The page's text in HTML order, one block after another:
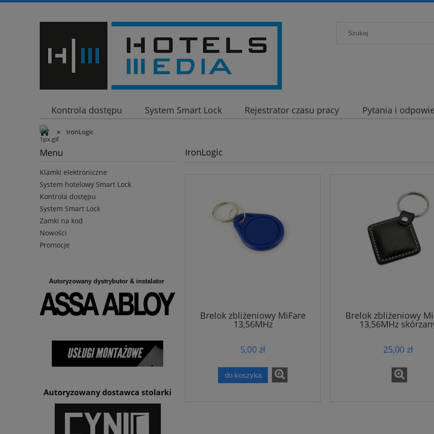
Kontrola dostępu System Smart Lock Rejestrator czasu pracy Pytania i
Klamki elektroniczne
» IronLogic
Menu
Klamki elektroniczne
System hotelowy Smart Lock
Kontrola dostępu
System Smart Lock
Zamki na kod
Nowości
Promocje
Autoryzowany dystrybutor & instalator
Autoryzowany dostawca stolarki
IronLogic
Brelok zbliżeniowy MiFare
13,56MHz
5,00 zł
do koszyka
Brelok zbliżeniowy
13,56MHz
25,00 zł